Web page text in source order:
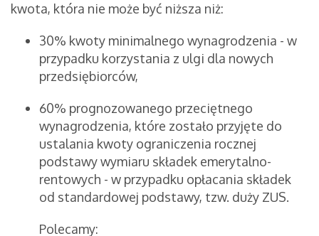
kwota, która nie może być niższa niż:
30% kwoty minimalnego wynagrodzenia - w
przypadku korzystania z ulgi dla nowych
przedsiębiorców,
60% prognozowanego przeciętnego
wynagrodzenia, które zostało przyjęte do
ustalania kwoty ograniczenia rocznej
podstawy wymiaru składek emerytalno-
rentowych - w przypadku opłacania składek
od standardowej podstawy, tzw. duży ZUS.
Polecamy: